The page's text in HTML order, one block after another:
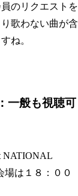
のリクエストを
歌わない曲が含
ね。
一般も視聴可
NATIONAL
場は１８：００